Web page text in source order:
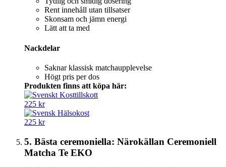
Rent innehåll utan tillsatser
Skonsam och jämn energi
Lätt att ta med
Nackdelar
Saknar klassisk matchaupplevelse
Högt pris per dos
Produkten finns att köpa här:
225 kr
225 kr
5. Bästa ceremoniella: Närokällan Ceremoniell
Matcha Te EKO